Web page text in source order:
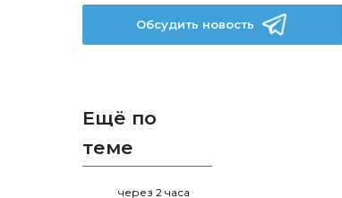
Обсудить новость
Ещё по
теме
через 2 часа